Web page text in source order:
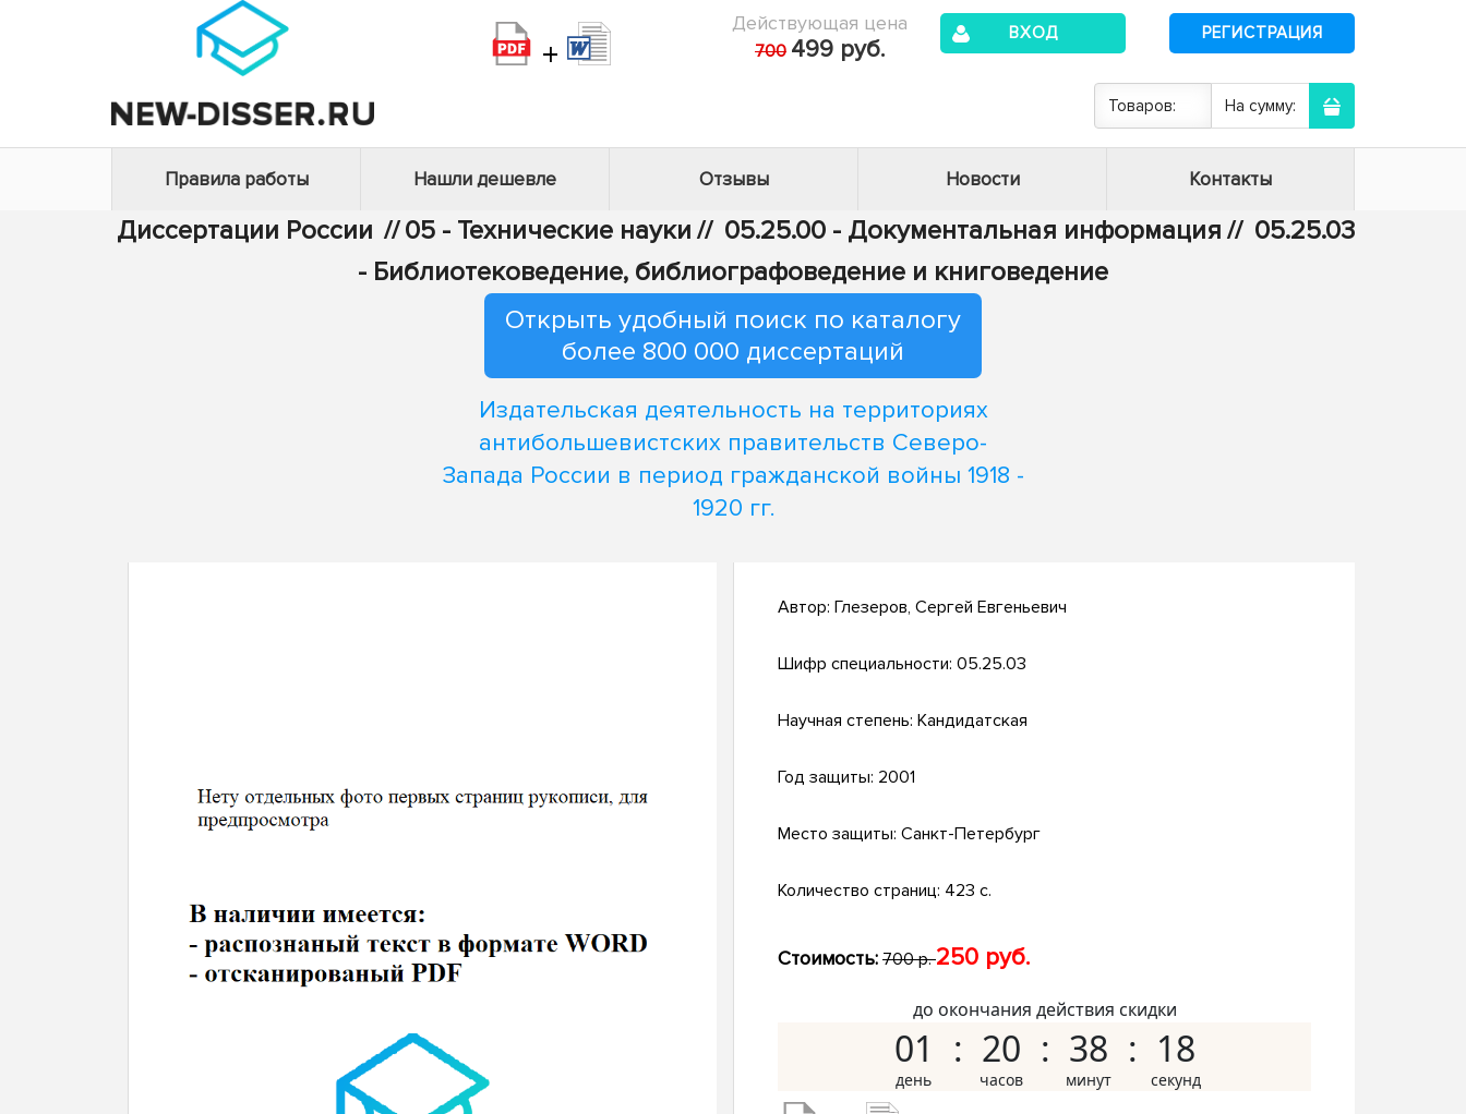
+
Действующая цена
700 499 руб.
ВХОД РЕГИСТРАЦИЯ
Товаров: На сумму:
Правила работы Нашли дешевле Отзывы Новости Контакты
Диссертации России // 05 - Технические науки // 05.25.00 - Документальная информация // 05.25.03
- Библиотековедение, библиографоведение и книговедение
Открыть удобный поиск по каталогу
более 800 000 диссертаций
Издательская деятельность на территориях
антибольшевистских правительств Северо-
Запада России в период гражданской войны 1918 -
1920 гг.
Автор: Глезеров, Сергей Евгеньевич
Шифр специальности: 05.25.03
Научная степень: Кандидатская
Год защиты: 2001
Место защиты: Санкт-Петербург
Количество страниц: 423 с.
Стоимость: 700 р.250 руб.
до окончания действия скидки
01 20 38 17